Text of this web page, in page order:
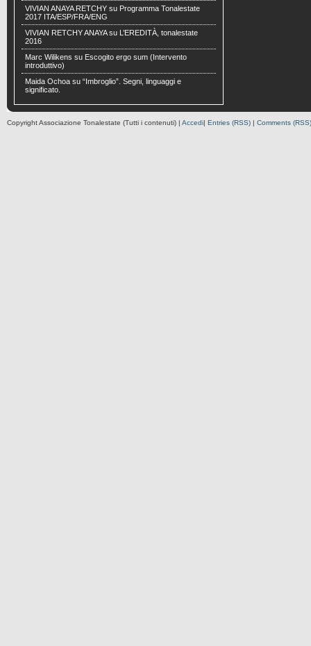
VIVIAN ANAYA RETCHY su Programma Tonalestate
2017 ITA/ESP/FRA/ENG
VIVIAN RETCHY ANAYAsu
L’EREDITÀ, tonalestate
2016
Marc Wilikens su Escogito ergo sum (Intervento
introduttivo)
Maida Ochoa su “Imbroglio”. Segni, linguaggi e
significato.
Copyright Associazione Tonalestate (Tutti i contenuti) | Accedi| Entries (RSS) | Comments (RSS)